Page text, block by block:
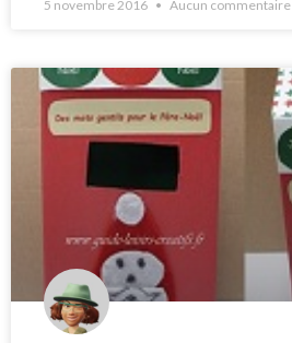
5 novembre 2016 Aucun commentaire